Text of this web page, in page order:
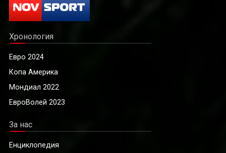
Хронология
Евро 2024
Копа Америка
Мондиал 2022
ЕвроВолей 2023
За нас
Енциклопедия